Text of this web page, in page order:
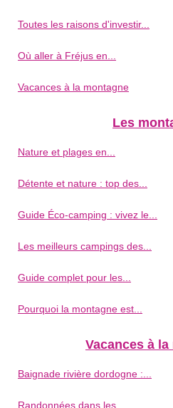
Toutes les raisons d'investir...
Où aller à Fréjus en...
Vacances à la montagne
Les
Nature et plages en...
Détente et nature : top des...
Guide Éco-camping : vivez le...
Les meilleurs campings des...
Guide complet pour les...
Pourquoi la montagne est...
Vacances à
Baignade rivière dordogne :...
Randonnées dans les...